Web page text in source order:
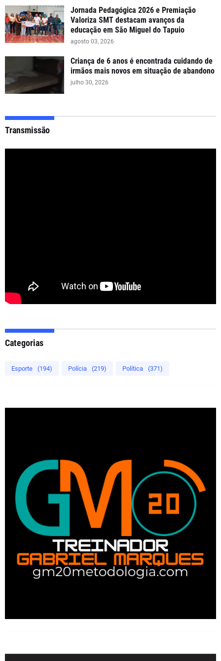
Jornada Pedagógica 2026 e Premiação
Valoriza SMT destacam avanços da
educação em São Miguel do Tapuio
agosto 03, 2026
Criança de 6 anos é encontrada cuidando de
irmãos mais novos em situação de abandono
julho 30, 2026
Transmissão
Categorias
Esporte (194) Polícia (219) Política (371)